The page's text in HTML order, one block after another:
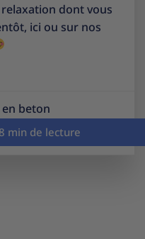
relaxation dont vous
ici ou sur nos
beton